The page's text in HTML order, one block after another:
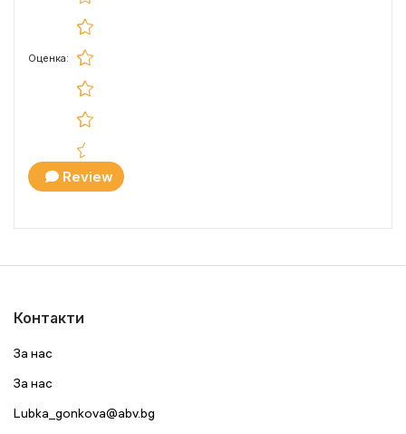
Оценка:
Review
Контакти
За нас
За нас
Lubka_gonkova@abv.bg